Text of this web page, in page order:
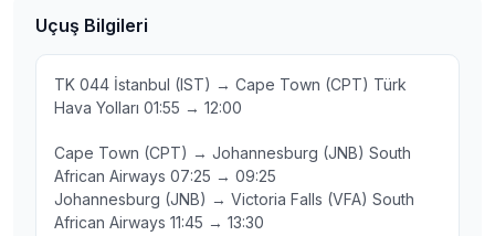
Uçuş Bilgileri
TK 044 İstanbul (IST) → Cape Town (CPT) Türk
Hava Yolları 01:55 → 12:00
Cape Town (CPT) → Johannesburg (JNB) South
African Airways 07:25 → 09:25
Johannesburg (JNB) → Victoria Falls (VFA) South
African Airways 11:45 → 13:30